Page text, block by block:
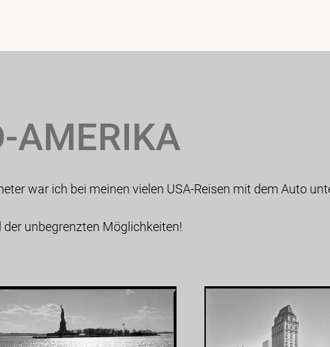
AMERIKA
war ich bei meinen vielen USA-Reisen mit dem Auto
der unbegrenzten Möglichkeiten!